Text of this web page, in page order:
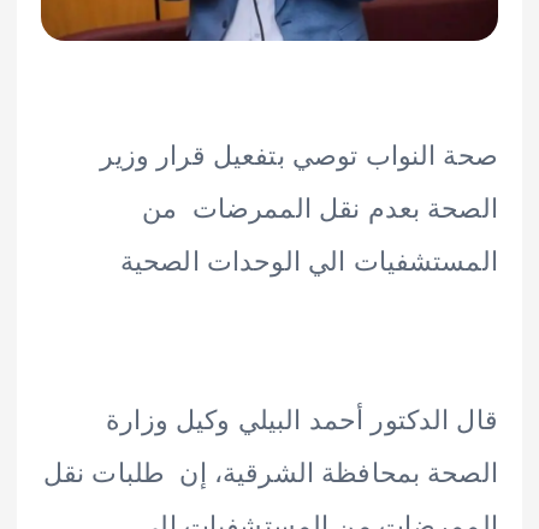
النواب توصي بتفعيل قرار وزير
بعدم نقل الممرضات من
الي الوحدات الصحية
أحمد البيلي وكيل وزارة
بمحافظة الشرقية، إن طلبات نقل